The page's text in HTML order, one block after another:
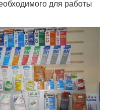
для работы